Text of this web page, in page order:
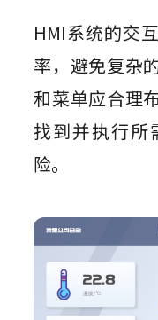
HMI系统的交
率，避免复杂
和菜单应合理
找到并执行所
险。